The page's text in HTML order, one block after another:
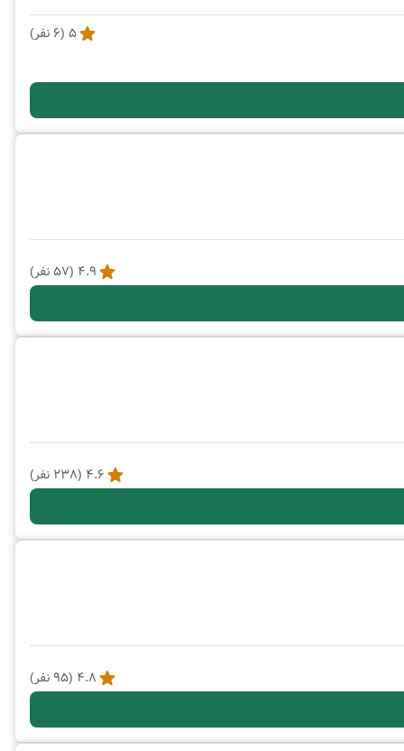
5
(
6 نفر)
4.9
(
57نفر)
4.6
(
238 نفر)
4.8
(
95نفر)